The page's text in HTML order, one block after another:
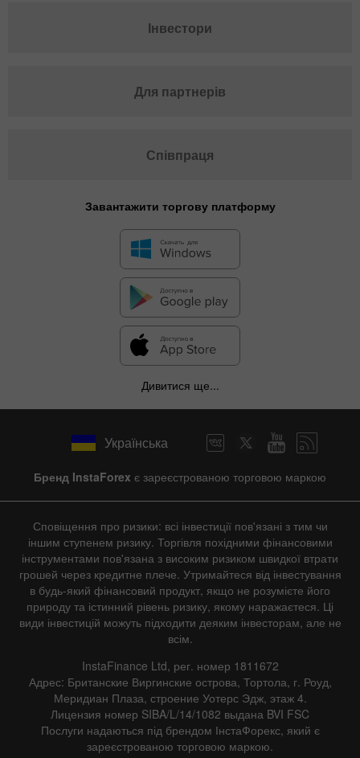
Інвестори
Для партнерів
Співпраця
Завантажити торгову платформу
Дивитися ще...
Українська
Бренд InstaForex є зареєстрованою торговою маркою
Сповіщення про ризики: всі інвестиції пов'язані з тим чи
іншим ступенем ризику. Торгівля похідними фінансовими
інструментами пов'язана з високим ризиком швидкої втрати
грошей через кредитне плече. Утримайтеся від інвестування
в будь-який фінансовий продукт, якщо не розумієте його
природу та істинний рівень ризику, якому наражаєтеся. Ці
види інвестицій можуть підходити деяким інвесторам, але не
всім.
InstaFinance Ltd, рег. номер 1811672
Адрес: Британские Виргинские острова, Тортола, г. Роуд,
Меридиан Плаза, строение Уотерс Эдж, этаж 4.
Лицензия номер SIBA/L/14/1082 выдана BVI FSC
Послуги надаються під брендом ІнстаФорекс, який є
зареєстрованою торговою маркою.